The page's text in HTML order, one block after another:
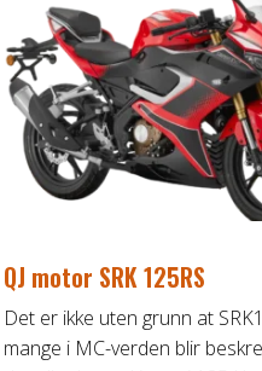
QJ motor SRK 125RS
Det er ikke uten grunn at
mange i MC-verden blir